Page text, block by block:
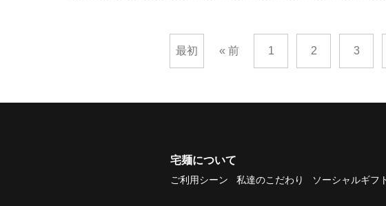
最初 « 前 1 2 3
宅麺について
ご利用シーン 私達のこだわり ソーシャルギフ